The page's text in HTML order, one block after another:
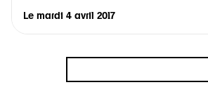
Le mardi 4 avril 2017